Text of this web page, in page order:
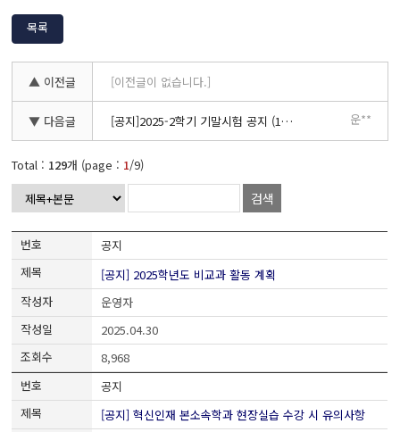
목록
▲ 이전글 [이전글이 없습니다.]
▼ 다음글 [공지]2025-2학기 기말시험 공지 (11.27. 수정) 운**
Total : 129개 (page : 1/9)
검색
공지
[공지] 2025학년도 비교과 활동 계획
운영자
2025.04.30
8,968
공지
[공지] 혁신인재 본소속학과 현장실습 수강 시 유의사항